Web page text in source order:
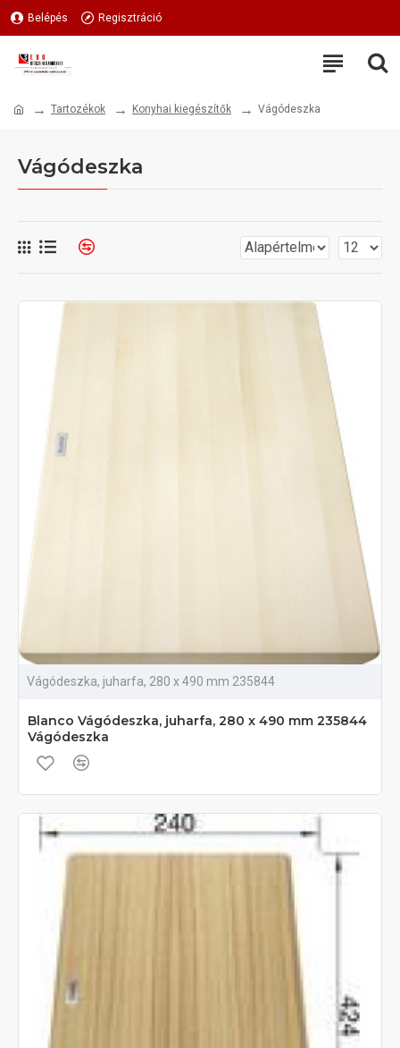
Belépés Regisztráció
Tartozékok Konyhai kiegészítők Vágódeszka
Vágódeszka
Vágódeszka, juharfa, 280 x 490 mm 235844
Blanco Vágódeszka, juharfa, 280 x 490 mm 235844
Vágódeszka